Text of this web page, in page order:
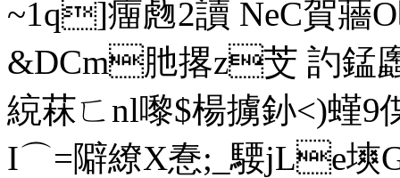
~1q]癅虝 2讀 NeC賀蘠
&DCm肔撂z芠 訋錳
綂菻ㄈnl嚟$楊擄釥<)螼
I⌒=隦繚X惷 ;_騕jLe塽